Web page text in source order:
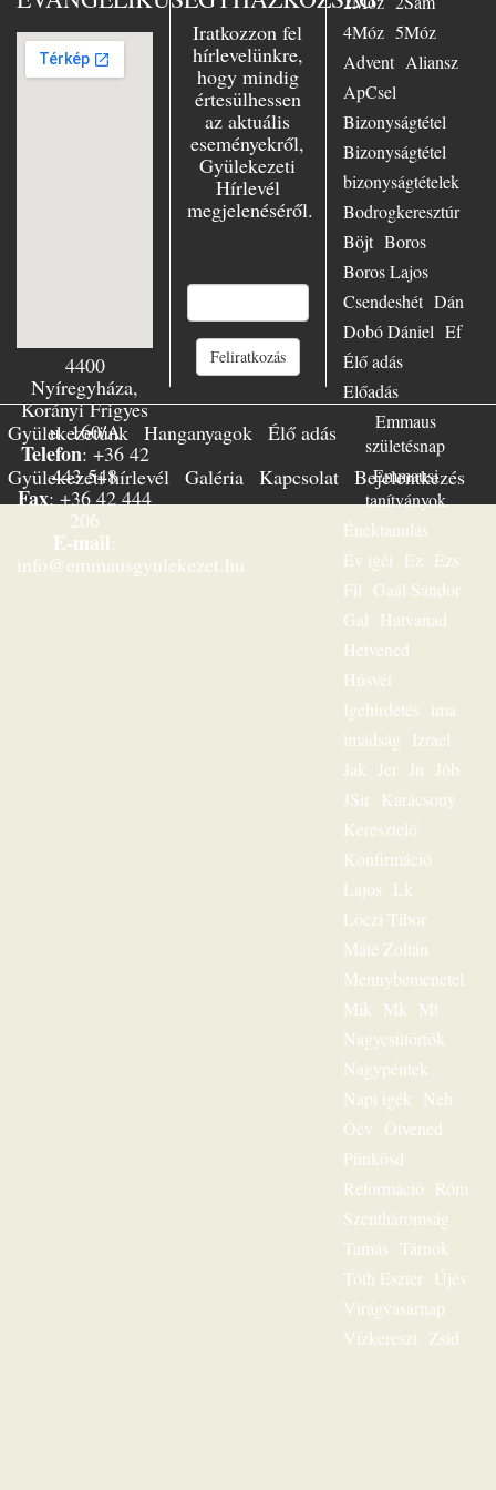
Essenben, mint
ifjúsági lelkész,
azonkívül az
evangélium
szenvedélyes
hirdetőjeként
minduntalan úton
volt. Számtalan
előadásban hívta
hallgatóit Jézushoz
világszerte.
Mennyire örült,
amikor az emberek
csak úgy
özönlöttek
előadásaira, hogy
üzenetét
meghallgassák!
Meg volt győződve
róla, hogy a
minden idők
4400
Nyíregyháza,
Korányi Frigyes
u. 160/A
Telefon: +36 42
443 548
Fax: +36 42 444
206
E-mail:
info@emmausgyulekezet.hu
Iratkozzon fel
hírlevelünkre,
hogy mindig
értesülhessen
az aktuális
eseményekről,
Gyülekezeti
Hírlevél
megjelenéséről.
Feliratkozás
4Móz 5Móz
Advent Aliansz
ApCsel
Bizonyságtétel
Bizonyságtétel
bizonyságtételek
Bodrogkeresztúr
Böjt Boros
Boros Lajos
Csendeshét Dán
Dobó Dániel Ef
Élő adás
Előadás
Emmaus
születésnap
Emmausi
tanítványok
Énektanulás
Év igéi Ez Ézs
Fil Gaál Sándor
Gal Hatvanad
Hetvened
Húsvét
Igehirdetés ima
imádság
Izrael
Jak Jer Jn Jób
JSir Karácsony
Keresztelő
Konfirmáció
Lajos Lk
Lóczi Tibor
Máté Zoltán
Mennybemenetel
Mik Mk Mt
Nagycsütörtök
Nagypéntek
Napi igék Neh
Óév Ötvened
Pünkösd
Reformáció Róm
Szentháromság
Tamás Tárnok
Tóth Eszter Újév
Virágvasárnap
Vízkereszt Zsid
Gyülekezetünk Hanganyagok Élő adás
Gyülekezeti hírlevél Galéria Kapcsolat Bejelentkezés